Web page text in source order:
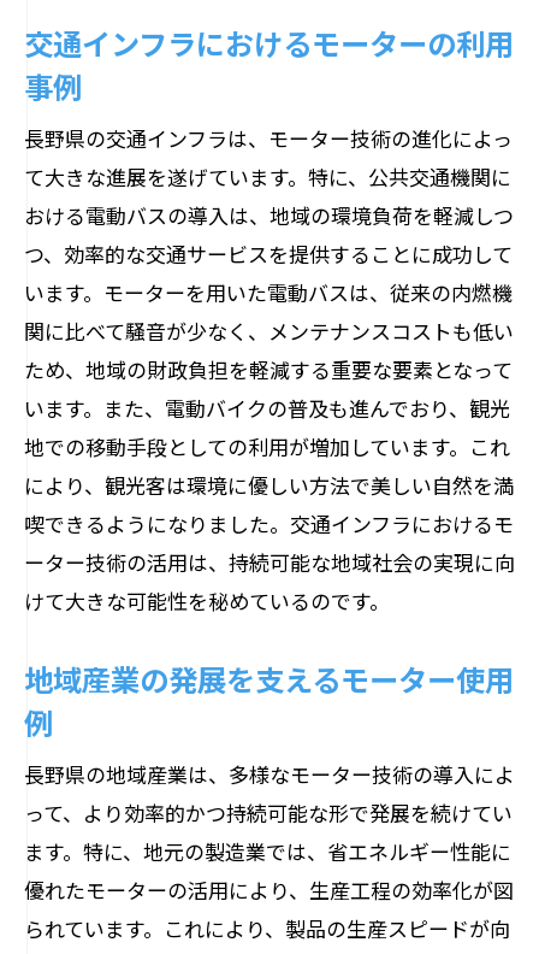
交通インフラにおけるモーターの利用
事例
長野県の交通インフラは、モーター技術の進化によっ
て大きな進展を遂げています。特に、公共交通機関に
おける電動バスの導入は、地域の環境負荷を軽減しつ
つ、効率的な交通サービスを提供することに成功して
います。モーターを用いた電動バスは、従来の内燃機
関に比べて騒音が少なく、メンテナンスコストも低い
ため、地域の財政負担を軽減する重要な要素となって
います。また、電動バイクの普及も進んでおり、観光
地での移動手段としての利用が増加しています。これ
により、観光客は環境に優しい方法で美しい自然を満
喫できるようになりました。交通インフラにおけるモ
ーター技術の活用は、持続可能な地域社会の実現に向
けて大きな可能性を秘めているのです。
地域産業の発展を支えるモーター使用
例
長野県の地域産業は、多様なモーター技術の導入によ
って、より効率的かつ持続可能な形で発展を続けてい
ます。特に、地元の製造業では、省エネルギー性能に
優れたモーターの活用により、生産工程の効率化が図
られています。これにより、製品の生産スピードが向